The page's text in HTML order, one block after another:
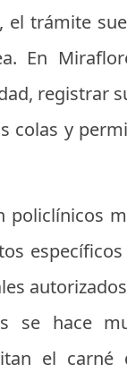
el trámite
En
registrar
colas y
policlínicos
se hace
el carné